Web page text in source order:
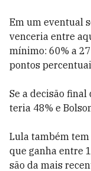
Em um eventual
venceria entre
mínimo: 60% a
pontos
Se a decisão final
teria 48% e
Lula também
que ganha entre
são da mais